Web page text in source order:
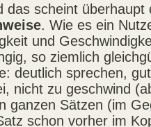
das scheint
. Wie es ein
und
so ziemlich
deutlich sprechen,
nicht zu geschwind
ganzen Sätzen (im
schon vorher im